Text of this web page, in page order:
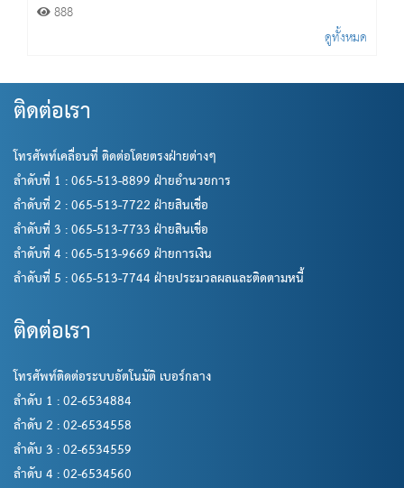
888
ดูทั้งหมด
ติดต่อเรา
โทรศัพท์เคลื่อนที่ ติดต่อโดยตรงฝ่ายต่างๆ
ลำดับที่ 1 : 065-513-8899 ฝ่ายอำนวยการ
ลำดับที่ 2 : 065-513-7722 ฝ่ายสินเชื่อ
ลำดับที่ 3 : 065-513-7733 ฝ่ายสินเชื่อ
ลำดับที่ 4 : 065-513-9669 ฝ่ายการเงิน
ลำดับที่ 5 : 065-513-7744 ฝ่ายประมวลผลและติดตามหนี้
ติดต่อเรา
โทรศัพท์ติดต่อระบบอัตโนมัติ เบอร์กลาง
ลำดับ 1 : 02-6534884
ลำดับ 2 : 02-6534558
ลำดับ 3 : 02-6534559
ลำดับ 4 : 02-6534560